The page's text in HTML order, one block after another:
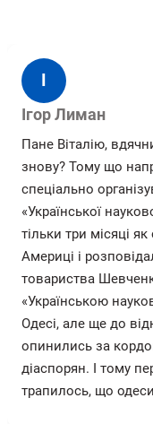
І
Ігор Лиман
Пане Віталію,
знову? Тому що
спеціально
«Української
тільки три місяці
Америці і
товариства
«Українською
Одесі, але ще до
опинились за
діаспорян. І тому
трапилось, що